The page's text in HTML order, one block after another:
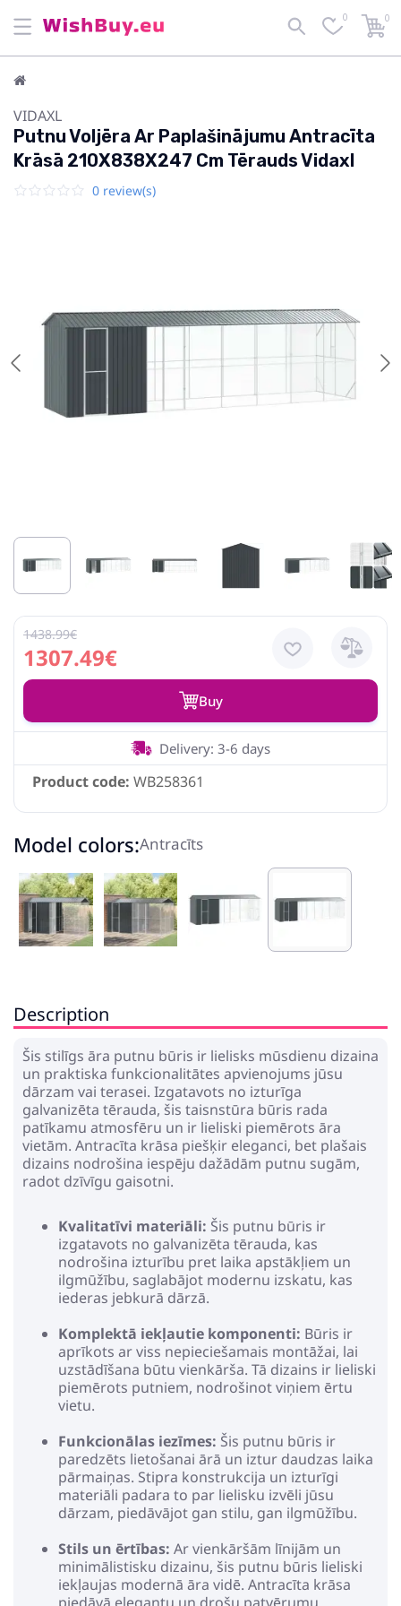
0 0
VIDAXL
Putnu Voljēra Ar Paplašinājumu Antracīta
Krāsā 210X838X247 Cm Tērauds Vidaxl
0 review(s)
1307.49€
1438.99€
Buy
Product code: WB258361
Delivery: 3-6 days
Model colors:Antracīts
Description
Šis stilīgs āra putnu būris ir lielisks mūsdienu dizaina
un praktiska funkcionalitātes apvienojums jūsu
dārzam vai terasei. Izgatavots no izturīga
galvanizēta tērauda, šis taisnstūra būris rada
patīkamu atmosfēru un ir lieliski piemērots āra
vietām. Antracīta krāsa piešķir eleganci, bet plašais
dizains nodrošina iespēju dažādām putnu sugām,
radot dzīvīgu gaisotni.
Kvalitatīvi materiāli: Šis putnu būris ir
izgatavots no galvanizēta tērauda, kas
nodrošina izturību pret laika apstākļiem un
ilgmūžību, saglabājot modernu izskatu, kas
iederas jebkurā dārzā.
Komplektā iekļautie komponenti: Būris ir
aprīkots ar viss nepieciešamais montāžai, lai
uzstādīšana būtu vienkārša. Tā dizains ir lieliski
piemērots putniem, nodrošinot viņiem ērtu
vietu.
Funkcionālas iezīmes: Šis putnu būris ir
paredzēts lietošanai ārā un iztur daudzas laika
pārmaiņas. Stipra konstrukcija un izturīgi
materiāli padara to par lielisku izvēli jūsu
dārzam, piedāvājot gan stilu, gan ilgmūžību.
Stils un ērtības: Ar vienkāršām līnijām un
minimālistisku dizainu, šis putnu būris lieliski
iekļaujas modernā āra vidē. Antracīta krāsa